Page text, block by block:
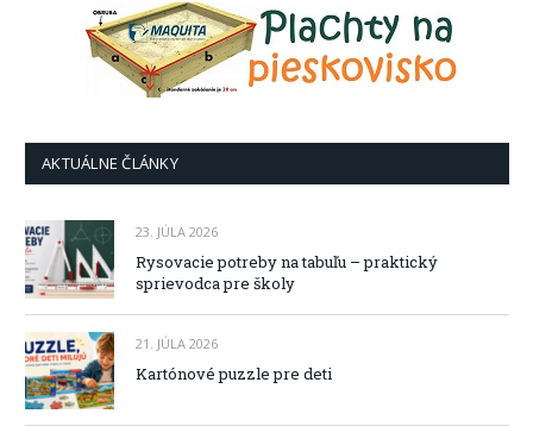
AKTUÁLNE ČLÁNKY
23. JÚLA 2026
Rysovacie potreby na tabuľu – praktický
sprievodca pre školy
21. JÚLA 2026
Kartónové puzzle pre deti